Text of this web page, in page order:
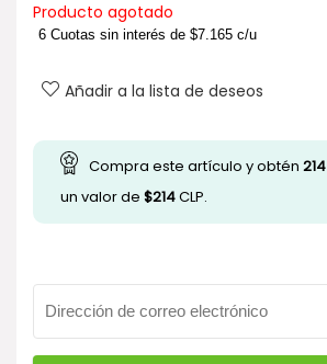
original
era:
$45.990.
actual
es:
$42.990.
Producto agotado
6 Cuotas sin interés de $7.165 c/u
Añadir a la lista de deseos
Compra este artículo y obtén 214
un valor de $214CLP.